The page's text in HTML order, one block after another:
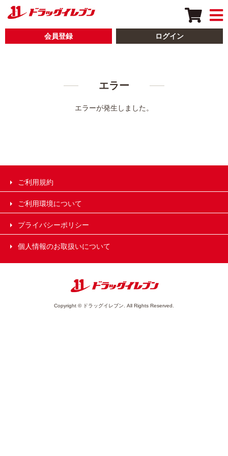
会員登録 ログイン
エラー
エラーが発生しました。
ご利用規約
ご利用環境について
プライバシーポリシー
個人情報のお取扱いについて
Copyright © ドラッグイレブン. All Rights Reserved.